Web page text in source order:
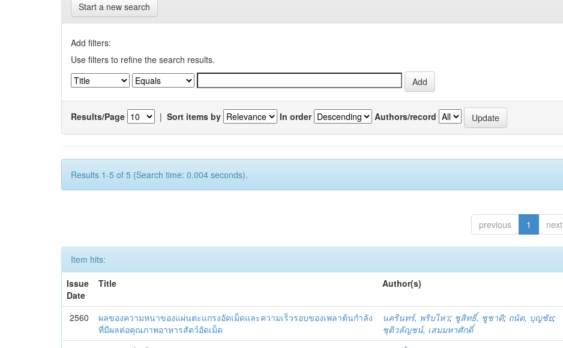
Start a new search
Add filters:
Use filters to refine the search results.
Results/Page | Sort items by In order Authors/record
Results 1-5 of 5 (Search time: 0.004 seconds).
previous 1 next
Item hits:
Issue
Date
Title Author(s)
2560
ผลของความหนาของแผ่นตะแกรงอัดเม็ดและความเร็วรอบของเพลาต้นกำลัง
ที่มีผลต่อคุณภาพอาหารสัตว์อัดเม็ด
นครินทร์, พริบไหว; ชูสิทธิ์, ชูชาติ; ถนัด, บุญชัย;
ชุติวลัญชน์, เสมมหาศักดิ์